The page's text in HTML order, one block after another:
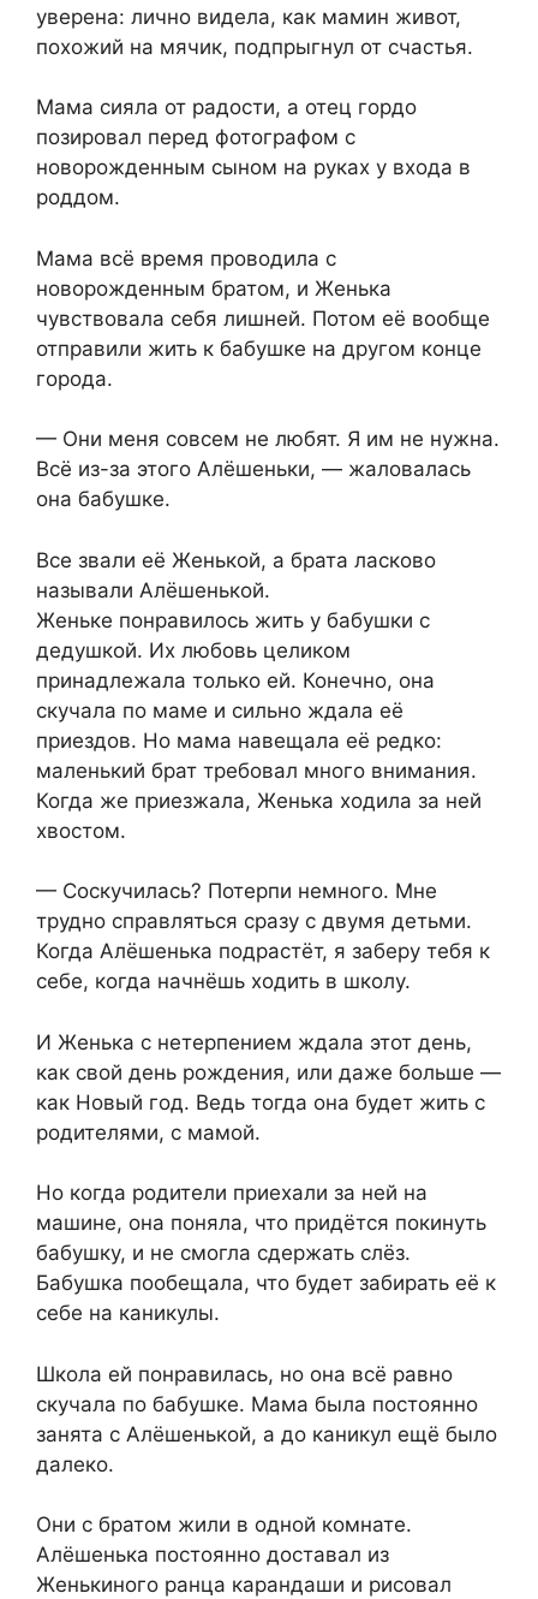
уверена: лично видела, как мамин живот,
похожий на мячик, подпрыгнул от счастья.
Мама сияла от радости, а отец гордо
позировал перед фотографом с
новорожденным сыном на руках у входа в
роддом.
Мама всё время проводила с
новорожденным братом, и Женька
чувствовала себя лишней. Потом её вообще
отправили жить к бабушке на другом конце
города.
— Они меня совсем не любят. Я им не нужна.
Всё из-за этого Алёшеньки, — жаловалась
она бабушке.
Все звали её Женькой, а брата ласково
называли Алёшенькой.
Женьке понравилось жить у бабушки с
дедушкой. Их любовь целиком
принадлежала только ей. Конечно, она
скучала по маме и сильно ждала её
приездов. Но мама навещала её редко:
маленький брат требовал много внимания.
Когда же приезжала, Женька ходила за ней
хвостом.
— Соскучилась? Потерпи немного. Мне
трудно справляться сразу с двумя детьми.
Когда Алёшенька подрастёт, я заберу тебя к
себе, когда начнёшь ходить в школу.
И Женька с нетерпением ждала этот день,
как свой день рождения, или даже больше —
как Новый год. Ведь тогда она будет жить с
родителями, с мамой.
Но когда родители приехали за ней на
машине, она поняла, что придётся покинуть
бабушку, и не смогла сдержать слёз.
Бабушка пообещала, что будет забирать её к
себе на каникулы.
Школа ей понравилась, но она всё равно
скучала по бабушке. Мама была постоянно
занята с Алёшенькой, а до каникул ещё было
далеко.
Они с братом жили в одной комнате.
Алёшенька постоянно доставал из
Женькиного ранца карандаши и рисовал